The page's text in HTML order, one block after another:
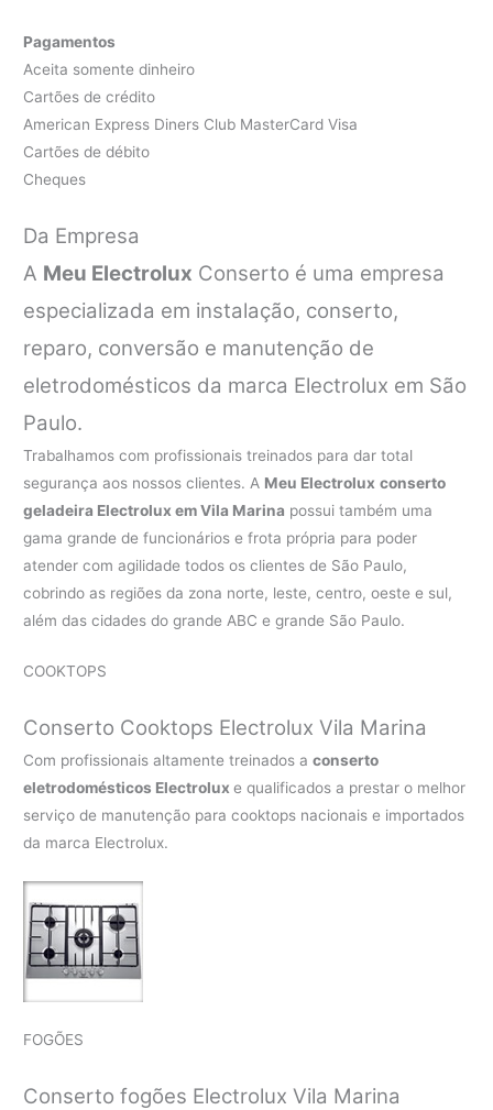
Pagamentos
Aceita somente dinheiro
Cartões de crédito
American Express Diners Club MasterCard Visa
Cartões de débito
Cheques
Da Empresa
A Meu Electrolux Conserto é uma empresa
especializada em instalação, conserto,
reparo, conversão e manutenção de
eletrodomésticos da marca Electrolux em São
Paulo.
Trabalhamos com profissionais treinados para dar total
segurança aos nossos clientes. A Meu Electrolux conserto
geladeira Electrolux em Vila Marina possui também uma
gama grande de funcionários e frota própria para poder
atender com agilidade todos os clientes de São Paulo,
cobrindo as regiões da zona norte, leste, centro, oeste e sul,
além das cidades do grande ABC e grande São Paulo.
COOKTOPS
Conserto Cooktops Electrolux Vila Marina
Com profissionais altamente treinados aconserto
eletrodomésticos Electroluxe qualificados a prestar o melhor
serviço de manutenção para cooktops nacionais e importados
da marca Electrolux.
FOGÕES
Conserto fogões Electrolux Vila Marina